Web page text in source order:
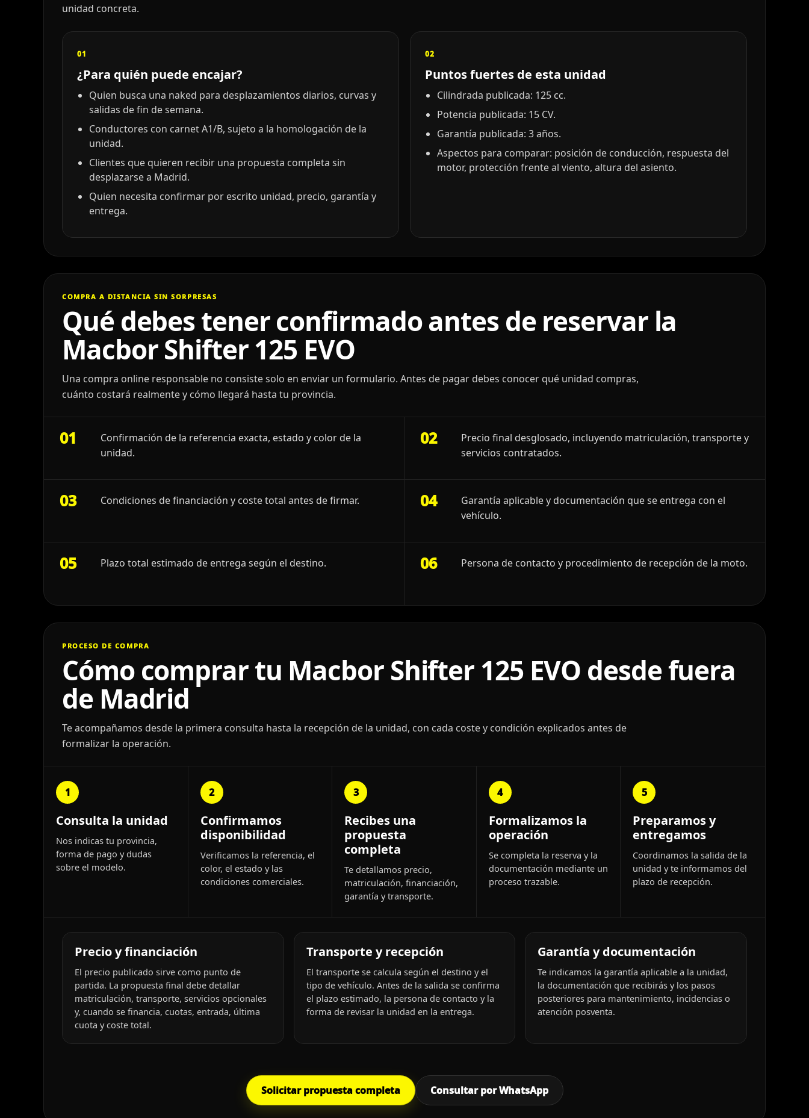
unidad concreta.
01
¿Para quién puede encajar?
Quien busca una naked para desplazamientos diarios, curvas y
salidas de fin de semana.
Conductores con carnet A1/B, sujeto a la homologación de la
unidad.
Clientes que quieren recibir una propuesta completa sin
desplazarse a Madrid.
Quien necesita confirmar por escrito unidad, precio, garantía y
entrega.
02
Puntos fuertes de esta unidad
Cilindrada publicada: 125 cc.
Potencia publicada: 15 CV.
Garantía publicada: 3 años.
Aspectos para comparar: posición de conducción, respuesta del
motor, protección frente al viento, altura del asiento.
COMPRA A DISTANCIA SIN SORPRESAS
Qué debes tener confirmado antes de reservar la
Macbor Shifter 125 EVO
Una compra online responsable no consiste solo en enviar un formulario. Antes de pagar debes conocer qué unidad compras,
cuánto costará realmente y cómo llegará hasta tu provincia.
01
Confirmación de la referencia exacta, estado y color de la
unidad.
02
Precio final desglosado, incluyendo matriculación, transporte y
servicios contratados.
03 Condiciones de financiación y coste total antes de firmar. 04
Garantía aplicable y documentación que se entrega con el
vehículo.
05 Plazo total estimado de entrega según el destino. 06 Persona de contacto y procedimiento de recepción de la moto.
PROCESO DE COMPRA
Cómo comprar tu Macbor Shifter 125 EVO desde fuera
de Madrid
Te acompañamos desde la primera consulta hasta la recepción de la unidad, con cada coste y condición explicados antes de
formalizar la operación.
1
Consulta la unidad
Nos indicas tu provincia,
forma de pago y dudas
sobre el modelo.
2
Confirmamos
disponibilidad
Verificamos la referencia, el
color, el estado y las
condiciones comerciales.
3
Recibes una
propuesta
completa
Te detallamos precio,
matriculación, financiación,
garantía y transporte.
4
Formalizamos la
operación
Se completa la reserva y la
documentación mediante un
proceso trazable.
5
Preparamos y
entregamos
Coordinamos la salida de la
unidad y te informamos del
plazo de recepción.
Precio y financiación
El precio publicado sirve como punto de
partida. La propuesta final debe detallar
matriculación, transporte, servicios opcionales
y, cuando se financia, cuotas, entrada, última
cuota y coste total.
Transporte y recepción
El transporte se calcula según el destino y el
tipo de vehículo. Antes de la salida se confirma
el plazo estimado, la persona de contacto y la
forma de revisar la unidad en la entrega.
Garantía y documentación
Te indicamos la garantía aplicable a la unidad,
la documentación que recibirás y los pasos
posteriores para mantenimiento, incidencias o
atención posventa.
Solicitar propuesta completa Consultar por WhatsApp